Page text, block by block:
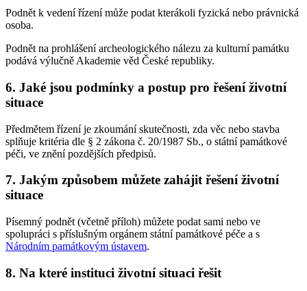
Podnět k vedení řízení může podat kterákoli fyzická nebo právnická
osoba.
Podnět na prohlášení archeologického nálezu za kulturní památku
podává výlučně Akademie věd České republiky.
6. Jaké jsou podmínky a postup pro řešení životní
situace
Předmětem řízení je zkoumání skutečnosti, zda věc nebo stavba
splňuje kritéria dle § 2 zákona č. 20/1987 Sb., o státní památkové
péči, ve znění pozdějších předpisů.
7. Jakým způsobem můžete zahájit řešení životní
situace
Písemný podnět (včetně příloh) můžete podat sami nebo ve
spolupráci s příslušným orgánem státní památkové péče a s
Národním památkovým ústavem.
8. Na které instituci životní situaci řešit